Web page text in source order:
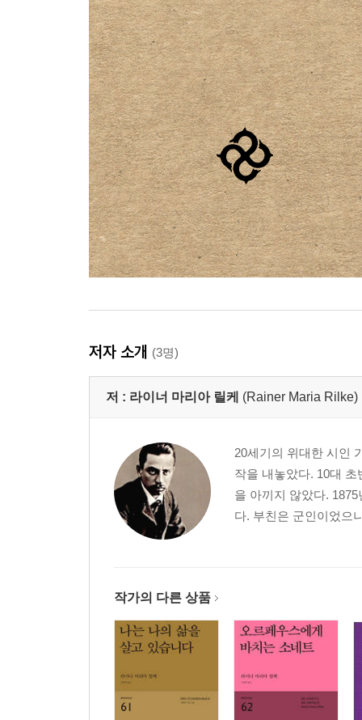
저자 소개 (3명)
저 : 라이너 마리아 릴케 (Rainer Maria Rilke)
20세기의 위대한 시인
작을 내놓았다. 10대
을 아끼지 않았다.
다. 부친은 군인이었으
작가의 다른 상품